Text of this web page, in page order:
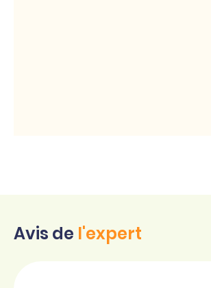
Avis de l'expert